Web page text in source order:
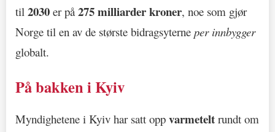
til 2030 er på275 milliarder kroner, noe som gjør
Norge til en av de største bidragsyterne per innbygger
globalt.
På bakken i Kyiv
Myndighetene i Kyiv har satt opp varmetelt rundt om